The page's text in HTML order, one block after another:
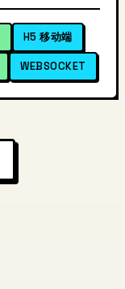
H5 移动端
WEBSOCKET